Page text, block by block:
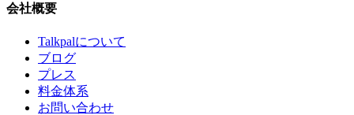
会社概要
Talkpalについて
ブログ
プレス
料金体系
お問い合わせ